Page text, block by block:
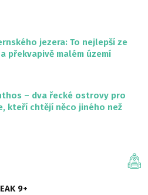
jezera: To nejlepší ze
překvapivě malém území
– dva řecké ostrovy pro
kteří chtějí něco jiného než
9+